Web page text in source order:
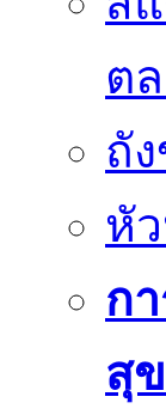
ต
ถั
หั
ก
สุ